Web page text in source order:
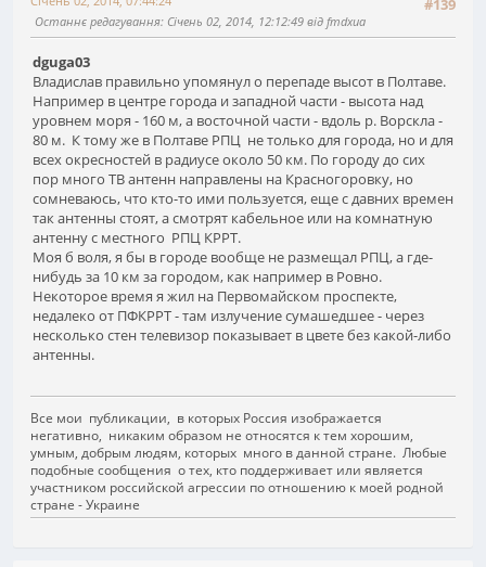
#139
Останнє редагування: Січень 02, 2014, 12:12:49 від fmdxua
dguga03
Владислав правильно упомянул о перепаде высот в Полтаве.
Например в центре города и западной части - высота над
уровнем моря - 160 м, а восточной части - вдоль р. Ворскла -
80 м. К тому же в Полтаве РПЦ не только для города, но и для
всех окресностей в радиусе около 50 км. По городу до сих
пор много ТВ антенн направлены на Красногоровку, но
сомневаюсь, что кто-то ими пользуется, еще с давних времен
так антенны стоят, а смотрят кабельное или на комнатную
антенну с местного РПЦ КРРТ.
Моя б воля, я бы в городе вообще не размещал РПЦ, а где-
нибудь за 10 км за городом, как например в Ровно.
Некоторое время я жил на Первомайском проспекте,
недалеко от ПФКРРТ - там излучение сумашедшее - через
несколько стен телевизор показывает в цвете без какой-либо
антенны.
Все мои публикации, в которых Россия изображается
негативно, никаким образом не относятся к тем хорошим,
умным, добрым людям, которых много в данной стране. Любые
подобные сообщения о тех, кто поддерживает или является
участником российской агрессии по отношению к моей родной
стране - Украине